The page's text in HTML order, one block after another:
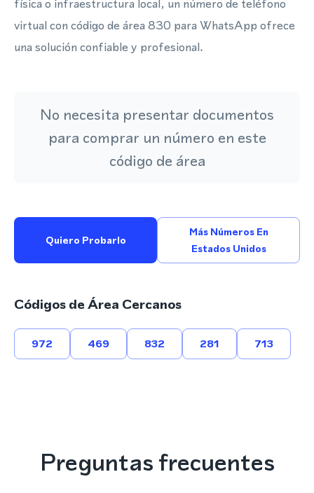
física o infraestructura local, un número de teléfono
virtual con código de área 830 para WhatsApp ofrece
una solución confiable y profesional.
No necesita presentar documentos
para comprar un número en este
código de área
Quiero Probarlo
Más Números En
Estados Unidos
Códigos de Área Cercanos
972 469 832 281 713
Preguntas frecuentes